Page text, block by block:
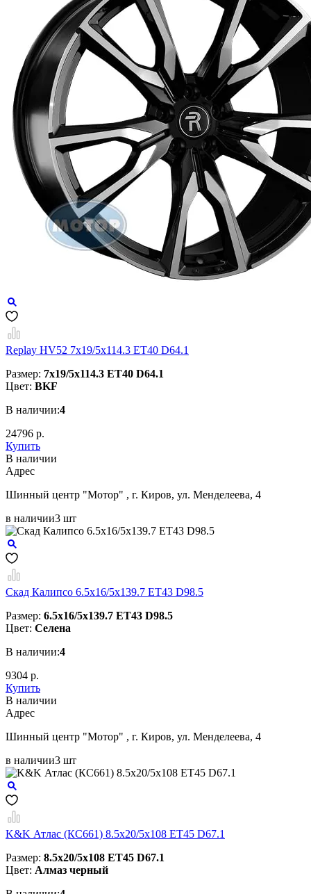
Replay HV52 7x19/5x114.3 ET40 D64.1
Размер: 7x19/5x114.3 ET40 D64.1
Цвет: BKF
В наличии:4
24796 р.
Купить
В наличии
Aдрес
Шинный центр "Мотор" , г. Киров, ул. Менделеева, 4
в наличии3 шт
Скад Калипсо 6.5x16/5x139.7 ET43 D98.5
Размер: 6.5x16/5x139.7 ET43 D98.5
Цвет: Селена
В наличии:4
9304 р.
Купить
В наличии
Aдрес
Шинный центр "Мотор" , г. Киров, ул. Менделеева, 4
в наличии3 шт
K&K Атлас (КС661) 8.5x20/5x108 ET45 D67.1
Размер: 8.5x20/5x108 ET45 D67.1
Цвет: Алмаз черный